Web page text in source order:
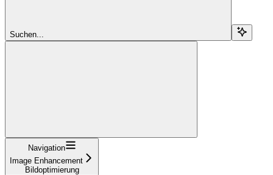
Suchen...
Navigation
Image Enhancement
Bildoptimierung